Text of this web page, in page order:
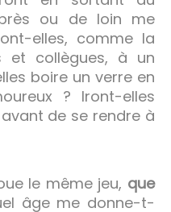
ou de loin me
elles, comme la
et collègues, à un
boire un verre en
? Iront-elles
de se rendre à
le même jeu, que
âge me donne-t-